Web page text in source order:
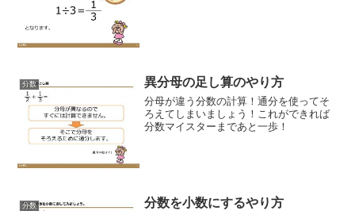
分数 異分母の足し算のやり方
分母が違う分数の計算！通分を使ってそ
ろえてしまいましょう！これができれば
分数マイスターまであと一歩！
分数 分数を小数にするやり方